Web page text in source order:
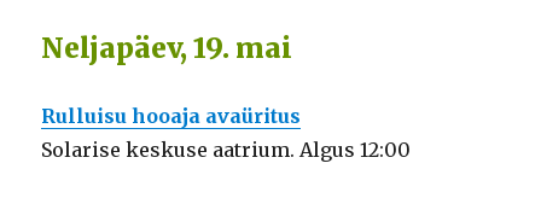
Neljapäev, 19. mai
Rulluisu hooaja avaüritus
Solarise keskuse aatrium. Algus 12:00